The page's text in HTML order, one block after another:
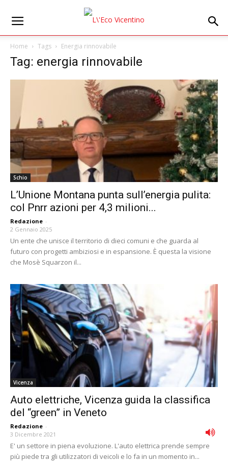
Home Tags Energia rinnovabile
Tag: energia rinnovabile
Schio
L’Unione Montana punta sull’energia pulita:
col Pnrr azioni per 4,3 milioni...
Redazione -
2 Gennaio 2025
Un ente che unisce il territorio di dieci comuni e che guarda al
futuro con progetti ambiziosi e in espansione. È questa la visione
che Mosè Squarzon il...
Vicenza
Auto elettriche, Vicenza guida la classifica
del “green” in Veneto
Redazione -
3 Dicembre 2021
E' un settore in piena evoluzione. L'auto elettrica prende sempre
più piede tra gli utilizzatori di veicoli e lo fa in un momento in...